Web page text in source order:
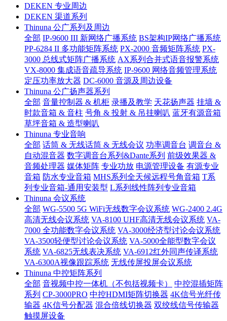
DEKEN 专业周边
DEKEN 渠道系列
Thinuna 公广系列及周边
全部 IP-9600 III 新网络广播系统 BS架构IP网络广播系统
PP-6284 II 多功能矩阵系统 PX-2000 音频矩阵系统 PX-
3000 总线式矩阵广播系统 AX系列合并式语音报警系统
VX-8000 集成语音疏导系统 IP-9600 网络音频管理系统
定压功率放大器 DC-6000 音源及周边设备
Thinuna 公广扬声器系列
全部 音量控制器 & 机柜 录播及教学 天花扬声器 挂墙 &
时款音箱 & 音柱 号角 & 投射 & 吊挂喇叭 蓝牙有源音箱
草坪音箱 & 造型喇叭
Thinuna 专业音响
全部 话筒 & 无线话筒 & 无线会议 功率调音台 调音台 &
自动混音器 数字调音台系列&Dante系列 前级效果器 &
音频处理器 媒体矩阵 专业功放 电源管理设备 有源专业
音箱 防水专业音箱 MHS系列全天候远程号角音箱 T系
列专业音箱-通用安装型 L系列线性阵列专业音箱
Thinuna 会议系统
全部 WG-5500 5G WiFi无线数字会议系统 WG-2400 2.4G
高清无线会议系统 VA-8100 UHF高清无线会议系统 VA-
7000 全功能数字会议系统 VA-3000经济型讨论会议系统
VA-3500轻便型讨论会议系统 VA-5000全能型数字会议
系统 VA-6825无线表决系统 VA-6912红外同声传译系统
VA-6300A视像跟踪系统 无线传屏投屏会议系统
Thinuna 中控矩阵系列
全部 音视频中控一体机（不包括视频卡）
中控混插矩阵
系列 CP-3000PRO 中控HDMI矩阵切换器 4K信号光纤传
输器 4K信号分配器 混合倍线切换器 双绞线信号传输器
触摸屏设备